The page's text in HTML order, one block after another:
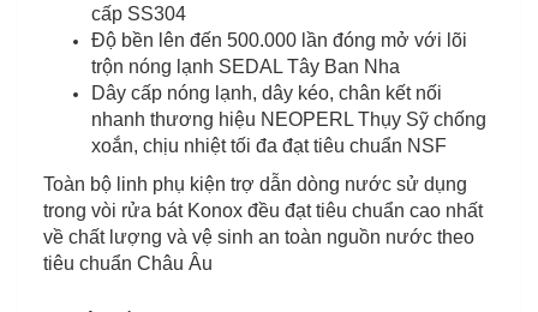
cấp SS304
Độ bền lên đến 500.000 lần đóng mở với lõi
trộn nóng lạnh SEDAL Tây Ban Nha
Dây cấp nóng lạnh, dây kéo, chân kết nối
nhanh thương hiệu NEOPERL Thụy Sỹ chống
xoắn, chịu nhiệt tối đa đạt tiêu chuẩn NSF
Toàn bộ linh phụ kiện trợ dẫn dòng nước sử dụng
trong vòi rửa bát Konox đều đạt tiêu chuẩn cao nhất
về chất lượng và vệ sinh an toàn nguồn nước theo
tiêu chuẩn Châu Âu